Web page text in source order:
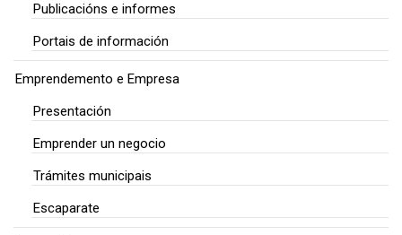
Publicacións e informes
Portais de información
Emprendemento e Empresa
Presentación
Emprender un negocio
Trámites municipais
Escaparate